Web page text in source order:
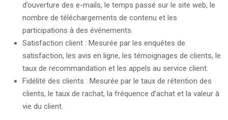
d’ouverture des e-mails, le temps passé sur le site web, le
nombre de téléchargements de contenu et les
participations à des événements.
Satisfaction client : Mesurée par les enquêtes de
satisfaction, les avis en ligne, les témoignages de clients, le
taux de recommandation et les appels au service client.
Fidélité des clients : Mesurée par le taux de rétention des
clients, le taux de rachat, la fréquence d’achat et la valeur à
vie du client.